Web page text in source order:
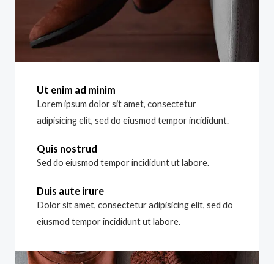
Ut enim ad minim
Lorem ipsum dolor sit amet, consectetur
adipisicing elit, sed do eiusmod tempor incididunt.
Quis nostrud
Sed do eiusmod tempor incididunt ut labore.
Duis aute irure
Dolor sit amet, consectetur adipisicing elit, sed do
eiusmod tempor incididunt ut labore.